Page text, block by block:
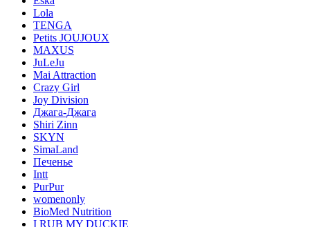
Lola
TENGA
Petits JOUJOUX
MAXUS
JuLeJu
Mai Attraction
Crazy Girl
Joy Division
Джага-Джага
Shiri Zinn
SKYN
SimaLand
Печенье
Intt
PurPur
womenonly
BioMed Nutrition
I RUB MY DUCKIE